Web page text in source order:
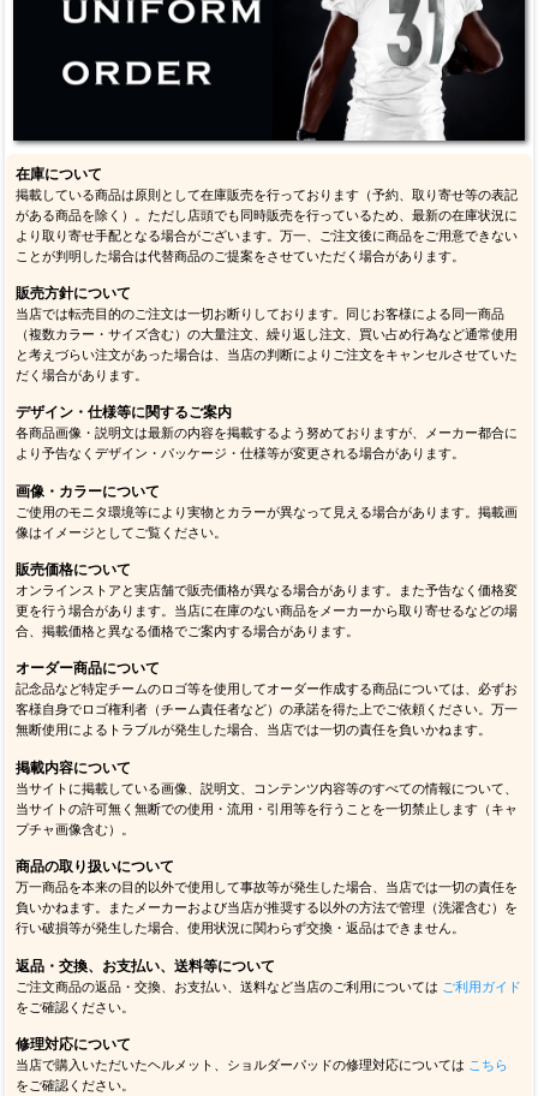
在庫について
掲載している商品は原則として在庫販売を行っております（予約、取り寄せ等の表記
がある商品を除く）。ただし店頭でも同時販売を行っているため、最新の在庫状況に
より取り寄せ手配となる場合がございます。万一、ご注文後に商品をご用意できない
ことが判明した場合は代替商品のご提案をさせていただく場合があります。
販売方針について
当店では転売目的のご注文は一切お断りしております。同じお客様による同一商品
（複数カラー・サイズ含む）の大量注文、繰り返し注文、買い占め行為など通常使用
と考えづらい注文があった場合は、当店の判断によりご注文をキャンセルさせていた
だく場合があります。
デザイン・仕様等に関するご案内
各商品画像・説明文は最新の内容を掲載するよう努めておりますが、メーカー都合に
より予告なくデザイン・パッケージ・仕様等が変更される場合があります。
画像・カラーについて
ご使用のモニタ環境等により実物とカラーが異なって見える場合があります。掲載画
像はイメージとしてご覧ください。
販売価格について
オンラインストアと実店舗で販売価格が異なる場合があります。また予告なく価格変
更を行う場合があります。当店に在庫のない商品をメーカーから取り寄せるなどの場
合、掲載価格と異なる価格でご案内する場合があります。
オーダー商品について
記念品など特定チームのロゴ等を使用してオーダー作成する商品については、必ずお
客様自身でロゴ権利者（チーム責任者など）の承諾を得た上でご依頼ください。万一
無断使用によるトラブルが発生した場合、当店では一切の責任を負いかねます。
掲載内容について
当サイトに掲載している画像、説明文、コンテンツ内容等のすべての情報について、
当サイトの許可無く無断での使用・流用・引用等を行うことを一切禁止します（キャ
プチャ画像含む）。
商品の取り扱いについて
万一商品を本来の目的以外で使用して事故等が発生した場合、当店では一切の責任を
負いかねます。またメーカーおよび当店が推奨する以外の方法で管理（洗濯含む）を
行い破損等が発生した場合、使用状況に関わらず交換・返品はできません。
返品・交換、お支払い、送料等について
ご注文商品の返品・交換、お支払い、送料など当店のご利用については ご利用ガイド
をご確認ください。
修理対応について
当店で購入いただいたヘルメット、ショルダーパッドの修理対応については こちら
をご確認ください。